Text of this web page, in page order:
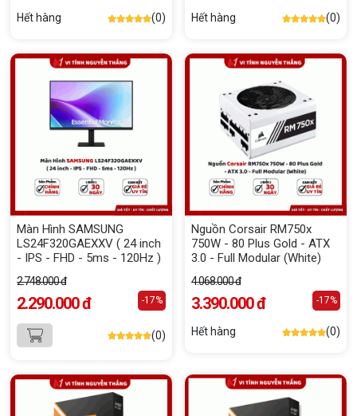
Hết hàng (0) Hết hàng (0)
Màn Hình SAMSUNG
LS24F320GAEXXV ( 24 inch
- IPS - FHD - 5ms - 120Hz )
2.748.000 đ
2.290.000 đ -17%
(0)
Nguồn Corsair RM750x
750W - 80 Plus Gold - ATX
3.0 - Full Modular (White)
4.068.000 đ
3.390.000 đ -17%
Hết hàng (0)